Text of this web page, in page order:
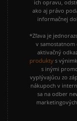
ich opravu,
ako aj právo
informačnej
*Zľava je
v
aktivačný
produkty s
s inými
vyplývajúcu zo
nákupoch v
sa na odber